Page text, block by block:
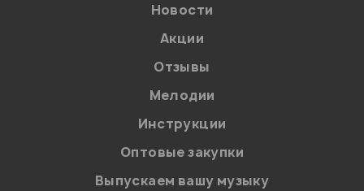
на обработку персональных данных в
Политикой в отношении обработки
персональных данных.
Введите проверочное число:
Новости
Акции
Отзывы
Мелодии
Инструкции
Оптовые закупки
Выпускаем вашу музыку